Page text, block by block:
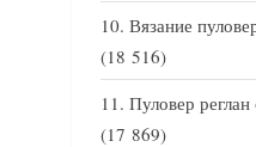
Вязание
(18 516)
Пуловер
(17 869)